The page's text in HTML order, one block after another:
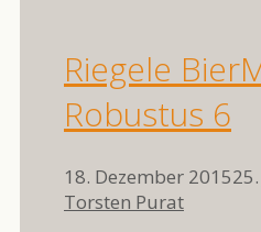
Riegele
Robustus 6
18. Dezember 2015
Torsten Purat